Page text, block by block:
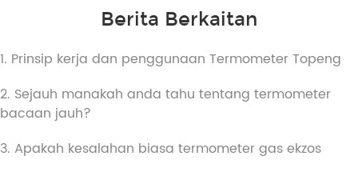
Berita Berkaitan
1. Prinsip kerja dan penggunaan Termometer Topeng
2. Sejauh manakah anda tahu tentang termometer
bacaan jauh?
3. Apakah kesalahan biasa termometer gas ekzos